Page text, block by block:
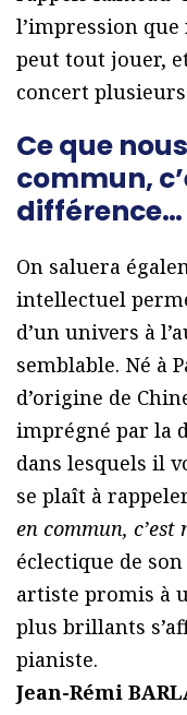
l’impression que
peut tout jouer,
concert
Ce que
commun,
différence…
On saluera
intellectuel
d’un univers à
semblable. Né à
d’origine de
imprégné par la
dans lesquels il
se plaît à
en commun, c’est
éclectique de
artiste promis à
plus brillants
pianiste.
Jean-Rémi